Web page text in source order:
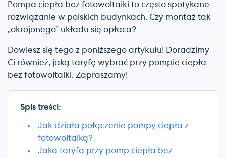
Pompa ciepła bez fotowoltaiki to często spotykane
rozwiązanie w polskich budynkach. Czy montaż tak
„okrojonego” układu się opłaca?
Dowiesz się tego z poniższego artykułu! Doradzimy
Ci również, jaką taryfę wybrać przy pompie ciepła
bez fotowoltaiki. Zapraszamy!
Spis treści:
Jak działa połączenie pompy ciepła z
fotowoltaiką?
Jaka taryfa przy pomp ciepła bez